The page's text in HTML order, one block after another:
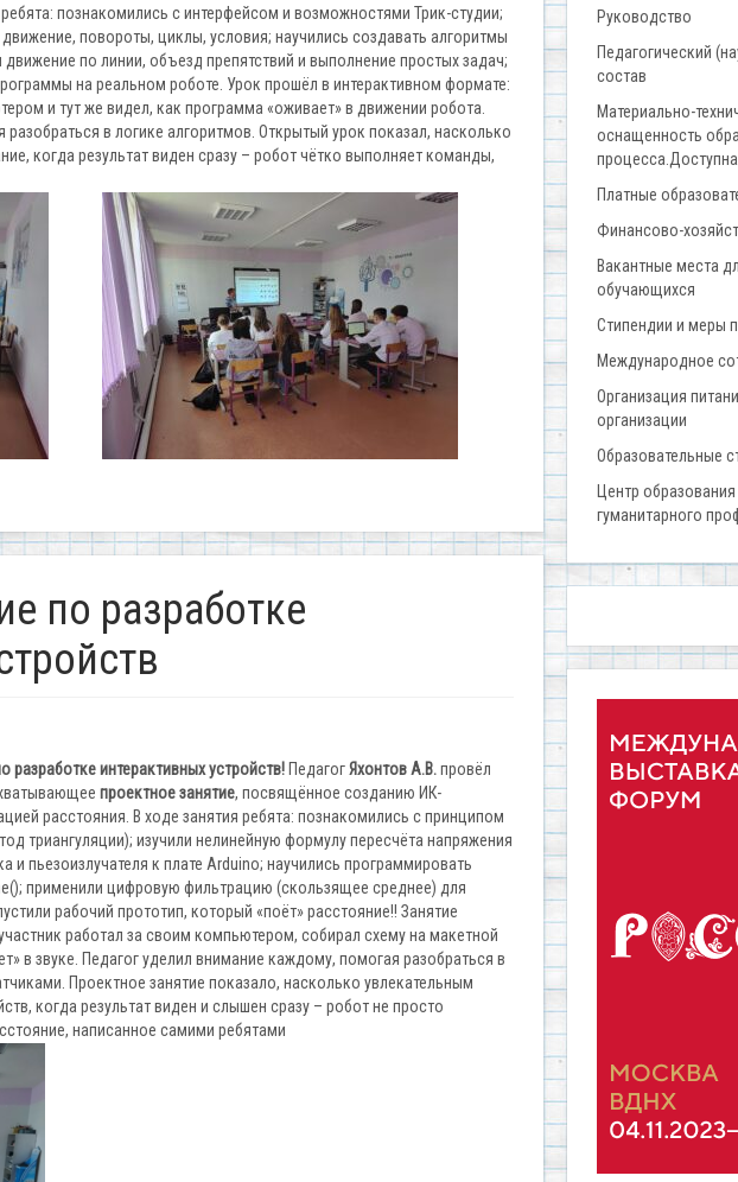
ребята: познакомились с интерфейсом и возможностями Трик-студии;
повороты, циклы, условия; научились создавать алгоритмы
по линии, объезд препятствий и выполнение простых задач;
на реальном роботе. Урок прошёл в интерактивном формате:
и тут же видел, как программа «оживает» в движении робота.
в логике алгоритмов. Открытый урок показал, насколько
когда результат виден сразу – робот чётко выполняет команды,
по разработке
разработке интерактивных устройств! ПедагогЯхонтов А.В.провёл
проектное занятие, посвящённое созданию ИК-
расстояния. В ходе занятия ребята: познакомились с принципом
триангуляции); изучили нелинейную формулу пересчёта напряжения
пьезоизлучателя к плате Arduino; научились программировать
применили цифровую фильтрацию (скользящее среднее) для
рабочий прототип, который «поёт» расстояние!! Занятие
работал за своим компьютером, собирал схему на макетной
в звуке. Педагог уделил внимание каждому, помогая разобраться в
Проектное занятие показало, насколько увлекательным
когда результат виден и слышен сразу – робот не просто
написанное самими ребятами
Руководство
Педагогический
состав
Материально-
оснащенность
Платные
Финансово-
Вакантные места
обучающихся
Стипендии и меры
Международное
Организация
организации
Образовательные
Центр
гуманитарного